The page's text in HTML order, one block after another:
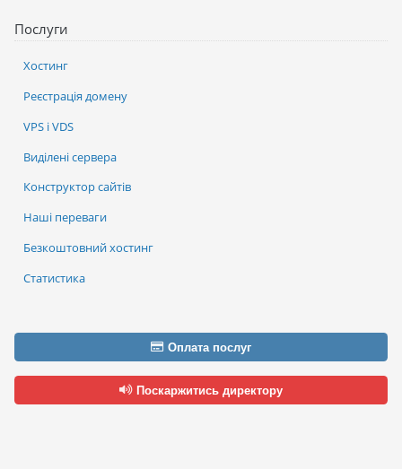
Послуги
Хостинг
Реєстрація домену
VPS і VDS
Виділені сервера
Конструктор сайтів
Наші переваги
Безкоштовний хостинг
Статистика
Оплата послуг
Поскаржитись директору